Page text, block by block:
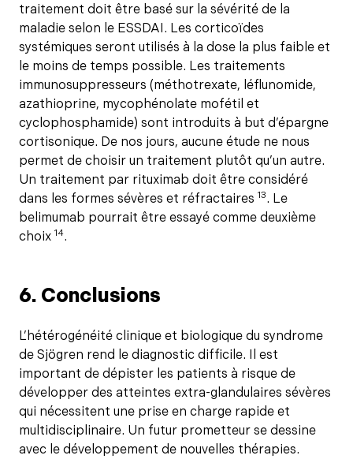
traitement doit être basé sur la sévérité de la
maladie selon le ESSDAI. Les corticoïdes
systémiques seront utilisés à la dose la plus faible et
le moins de temps possible. Les traitements
immunosuppresseurs (méthotrexate, léflunomide,
azathioprine, mycophénolate mofétil et
cyclophosphamide) sont introduits à but d’épargne
cortisonique. De nos jours, aucune étude ne nous
permet de choisir un traitement plutôt qu’un autre.
Un traitement par rituximab doit être considéré
dans les formes sévères et réfractaires 13. Le
belimumab pourrait être essayé comme deuxième
choix 14.
6. Conclusions
L’hétérogénéité clinique et biologique du syndrome
de Sjögren rend le diagnostic difficile. Il est
important de dépister les patients à risque de
développer des atteintes extra-glandulaires sévères
qui nécessitent une prise en charge rapide et
multidisciplinaire. Un futur prometteur se dessine
avec le développement de nouvelles thérapies.